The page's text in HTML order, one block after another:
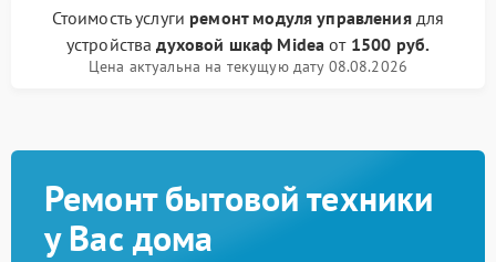
Стоимость услуги ремонт модуля управлениядля
устройствадуховой шкаф Midea от 1500 руб.
Цена актуальна на текущую дату 08.08.2026
Ремонт бытовой техники
у Вас дома